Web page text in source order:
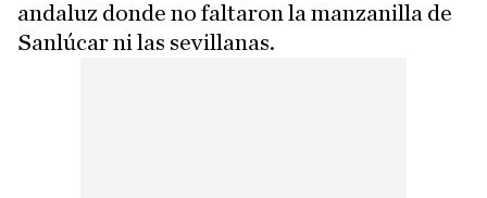
andaluz donde no faltaron la manzanilla de
Sanlúcar ni las sevillanas.